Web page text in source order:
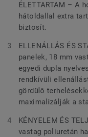
ÉLETTARTAM – A
hátoldallal extra
biztosít.
ELLENÁLLÁS ÉS
panelek, 18 mm
egyedi dupla
rendkívüli
gördülő
maximalizálják a
KÉNYELEM ÉS
vastag poliuretán